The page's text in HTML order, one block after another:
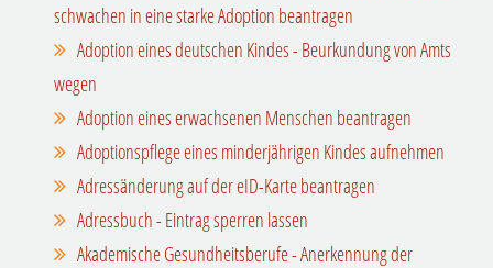
schwachen in eine starke Adoption beantragen
Adoption eines deutschen Kindes - Beurkundung von Amts
wegen
Adoption eines erwachsenen Menschen beantragen
Adoptionspflege eines minderjährigen Kindes aufnehmen
Adressänderung auf der eID-Karte beantragen
Adressbuch - Eintrag sperren lassen
Akademische Gesundheitsberufe - Anerkennung der